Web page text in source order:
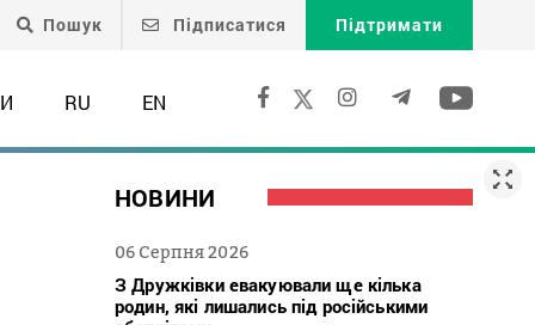
Пошук Підписатися Підтримати
RU EN
НОВИНИ
06 Серпня 2026
З Дружківки евакуювали ще кілька
родин, які лишались під російськими